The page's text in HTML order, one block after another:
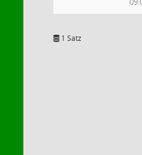
1 Satz